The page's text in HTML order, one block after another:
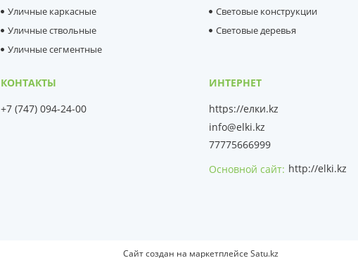
Уличные каркасные
Уличные ствольные
Уличные сегментные
Световые конструкции
Световые деревья
+7 (747) 094-24-00
https://елки.kz
info@elki.kz
77775666999
Основной сайт http://elki.kz
Сайт создан на маркетплейсе Satu.kz